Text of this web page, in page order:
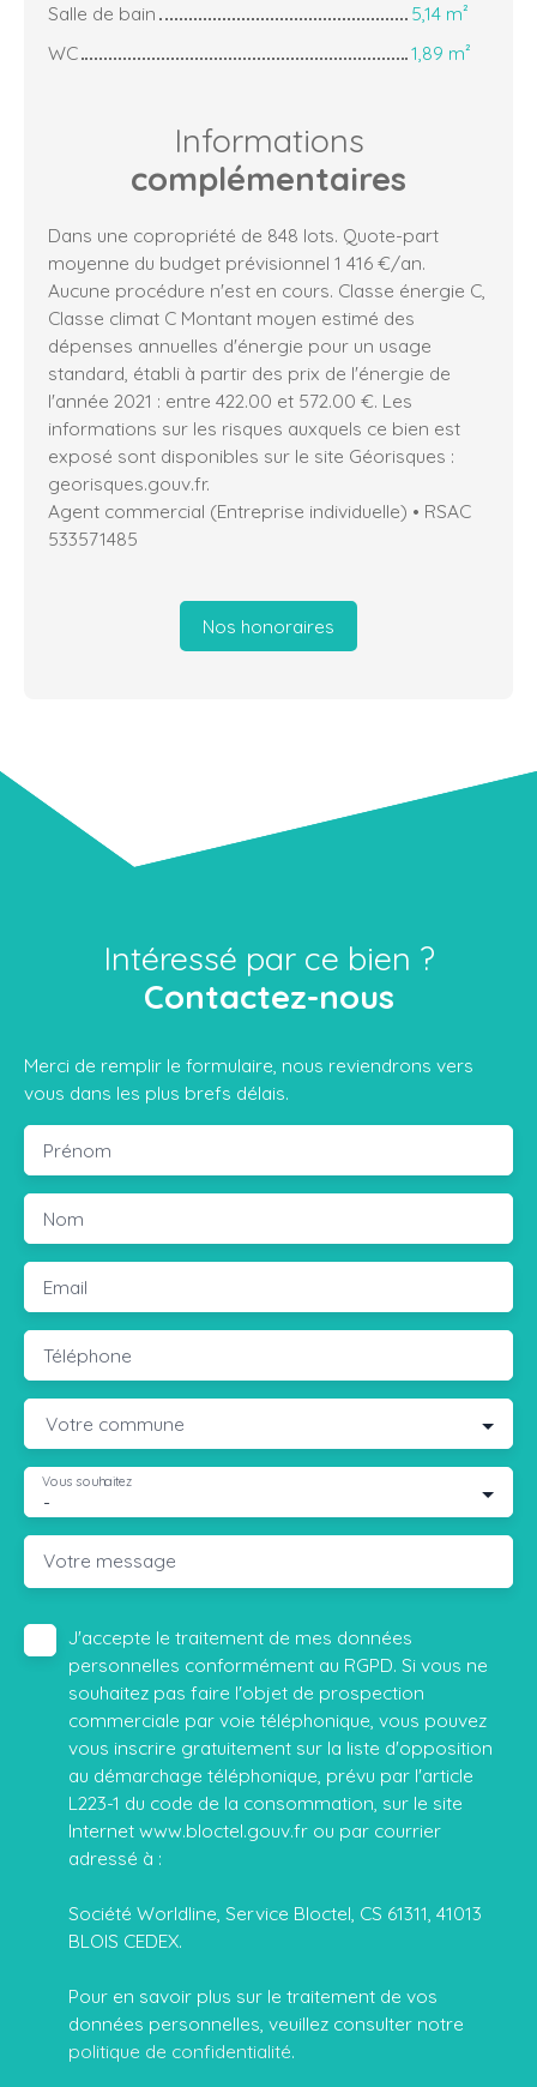
Salle de bain
5,14 m²
WC
1,89 m²
Informations
complémentaires
Dans une copropriété de 848 lots. Quote-part
moyenne du budget prévisionnel 1 416 €/an.
Aucune procédure n'est en cours. Classe énergie C,
Classe climat C Montant moyen estimé des
dépenses annuelles d'énergie pour un usage
standard, établi à partir des prix de l'énergie de
l'année 2021 : entre 422.00 et 572.00 €. Les
informations sur les risques auxquels ce bien est
exposé sont disponibles sur le site Géorisques :
georisques.gouv.fr.
Agent commercial (Entreprise individuelle) • RSAC
533571485
Nos honoraires
Intéressé par ce bien ?
Contactez-nous
Merci de remplir le formulaire, nous reviendrons vers
vous dans les plus brefs délais.
Prénom
Nom
Email
Téléphone
Votre commune
-
Vous souhaitez
Votre message
J'accepte le traitement de mes données
personnelles conformément au RGPD. Si vous ne
souhaitez pas faire l'objet de prospection
commerciale par voie téléphonique, vous pouvez
vous inscrire gratuitement sur la liste d'opposition
au démarchage téléphonique, prévu par l'article
L223-1 du code de la consommation, sur le site
Internet www.bloctel.gouv.fr ou par courrier
adressé à :
Société Worldline, Service Bloctel, CS 61311, 41013
BLOIS CEDEX.
Pour en savoir plus sur le traitement de vos
données personnelles, veuillez consulter notre
politique de confidentialité.